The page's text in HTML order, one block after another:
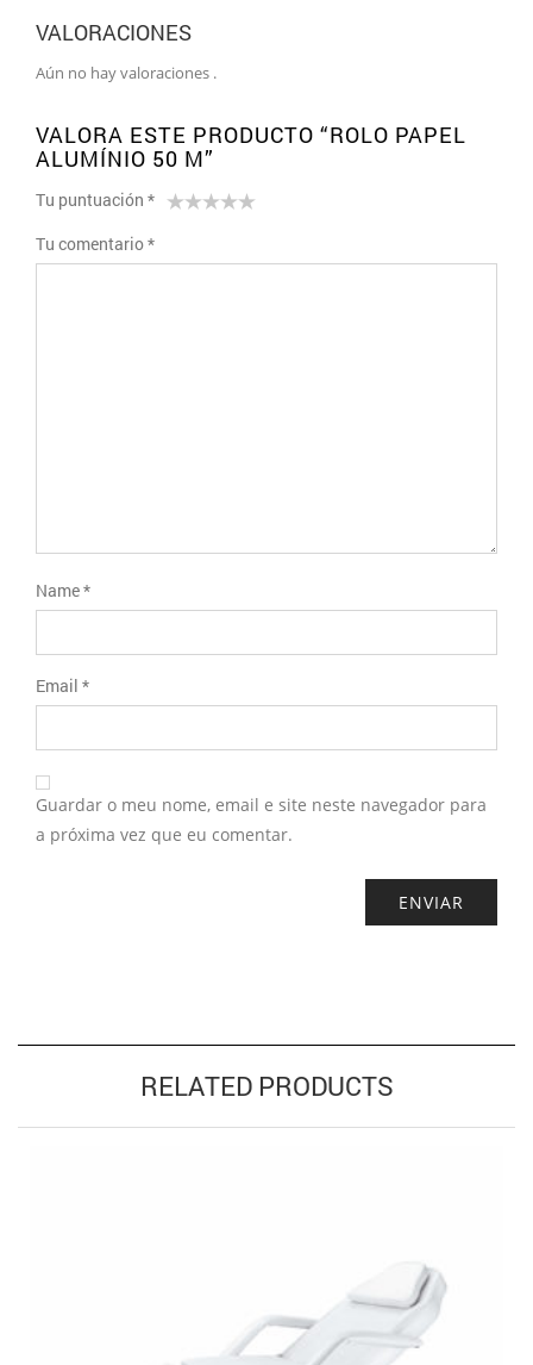
VALORACIONES
Aún no hay valoraciones .
VALORA ESTE PRODUCTO “ROLO PAPEL
ALUMÍNIO 50 M”
Tu puntuación *
of
5
stars
stars
Tu comentario*
Name*
Email *
Guardar o meu nome, email e site neste navegador para
a próxima vez que eu comentar.
RELATED PRODUCTS